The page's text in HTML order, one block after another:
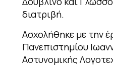
διατριβή.
Ασχολήθηκε με την
Πανεπιστημίου
Αστυνομικής